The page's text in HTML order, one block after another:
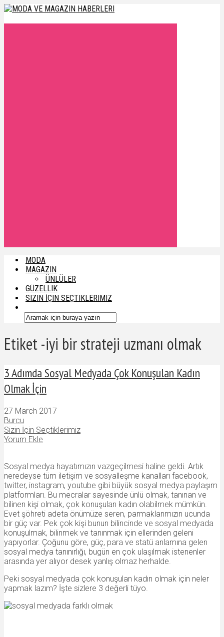
MODA
MAGAZIN
ÜNLÜLER
GÜZELLIK
SIZIN İÇIN SEÇTIKLERIMIZ
Etiket -iyi bir strateji uzmanı olmak
3 Adımda Sosyal Medyada Çok Konuşulan Kadın
Olmak İçin
27 March 2017
Burcu
Sizin İçin Seçtiklerimiz
Yorum Ekle
Sosyal medya hayatımızın vazgeçilmesi haline geldi. Artık
neredeyse tüm iletişim ve sosyalleşme kanalları facebook,
twitter, instagram, youtube gibi büyük sosyal medya paylaşım
platformları. Bu mecralar sayesinde ünlü olmak, tanınan ve
bilinen kişi olmak, çok konuşulan kadın olabilmek mümkün.
Evet şöhreti adeta önümüze seren, parmaklarımızın ucunda
bir güç var. Pek çok kişi bunun bilincinde ve sosyal medyada
konuşulmak, bilinmek ve tanınmak için ellerinden geleni
yapıyorlar. Çoğunu göre, güç, para ve statü anlamına gelen
sosyal medya tanınırlığı, bugün en çok ulaşılmak istenenler
arasında yer alıyor desek yanlış olmaz herhalde.
Peki sosyal medyada çok konuşulan kadın olmak için neler
yapmak lazım? İşte sizlere 3 değerli tüyo.